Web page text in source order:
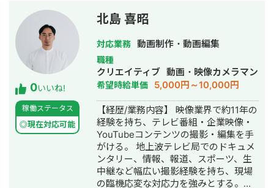
日投稿などの案件にも対応可能です。
その他、英検1級・TOEIC925点を保有
しているため、英語を使用する案件に
も対応できます。 ▼YouTuberとして
の変遷 2017年 05月 独立・YouTube
動画投稿開始 2018年 07月 チャンネ
ル登録者1万人 2018年 12月 UUUMに
所属 2019年 05月 チャンネル登録者5
万人 2020年 12月 チャンネル登録者
10万人 2021年 07月 総再生回数 1億
回 2023年 05月 総再生回数 1億5,000
万回 2024年 08月 Redare株式会社を
設立
0いいね!
稼働ステータス
◎現在対応可能
北島 喜昭
対応業務 動画制作・動画編集
職種
クリエイティブ 動画・映像カメラマン
希望時給単価 5,000円～10,000円
【経歴/業務内容】 映像業界で約11年の
経験を持ち、テレビ番組・企業映像・
YouTubeコンテンツの撮影・編集を手
がける。 地上波テレビ局でのドキュメ
ンタリー、情報、報道、スポーツ、生
中継など幅広い撮影経験を持ち、現場
の臨機応変な対応力を強みとする。